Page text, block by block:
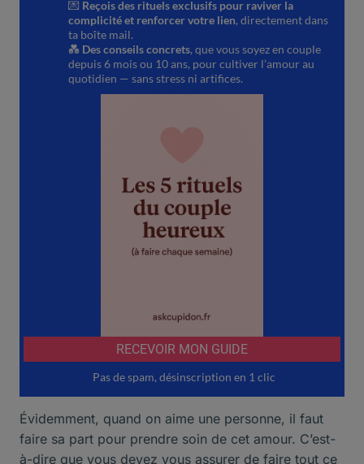
Évidemment, quand on aime une personne, il faut
faire sa part pour prendre soin de cet amour. C’est-
à-dire que vous devez vous assurer de faire tout ce